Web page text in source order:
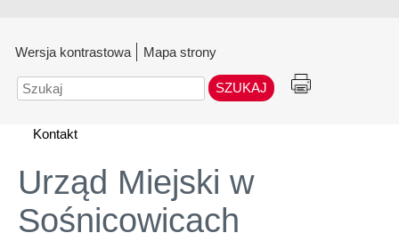
Wersja kontrastowa Mapa strony
Szukaj
Kontakt
Urząd Miejski w
Sośnicowicach